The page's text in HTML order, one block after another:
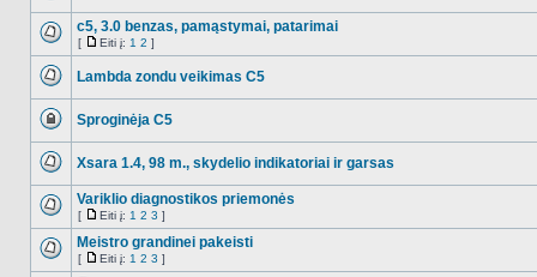
NO_UNREAD_POSTS
c5, 3.0 benzas, pamąstymai, patarimai
[
Eiti
Eiti į: 1 2 ]
Lambda zondu veikimas C5
užrakinta,
negalite
redaguoti
pranešimų
arba
atsakinėti
juos.
Sproginėja C5
Xsara 1.4, 98 m., skydelio indikatoriai ir garsas
NO_UNREAD_POSTS
Variklio diagnostikos priemonės
[
Eiti
į
Eiti į: 1 2 3 ]
NO_UNREAD_POSTS
Meistro grandinei pakeisti
[
Eiti
Eiti į: 1 2 3 ]